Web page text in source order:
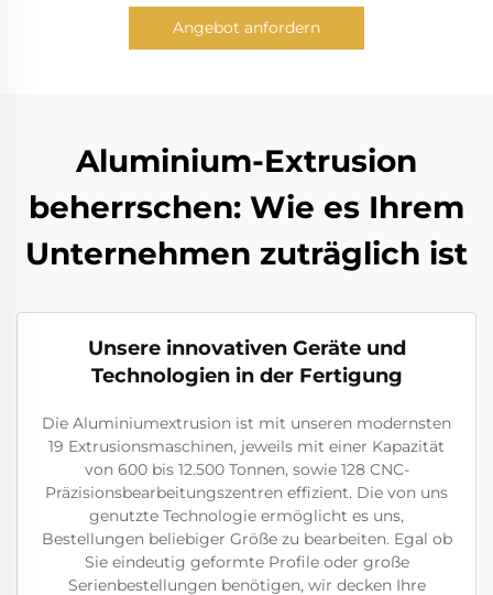
Angebot anfordern
Aluminium-Extrusion
beherrschen: Wie es Ihrem
Unternehmen zuträglich ist
Unsere innovativen Geräte und
Technologien in der Fertigung
Die Aluminiumextrusion ist mit unseren modernsten
19 Extrusionsmaschinen, jeweils mit einer Kapazität
von 600 bis 12.500 Tonnen, sowie 128 CNC-
Präzisionsbearbeitungszentren effizient. Die von uns
genutzte Technologie ermöglicht es uns,
Bestellungen beliebiger Größe zu bearbeiten. Egal ob
Sie eindeutig geformte Profile oder große
Serienbestellungen benötigen, wir decken Ihre